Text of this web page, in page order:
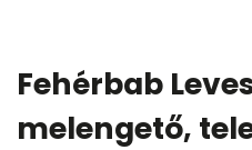
Fehérbab
melengető,